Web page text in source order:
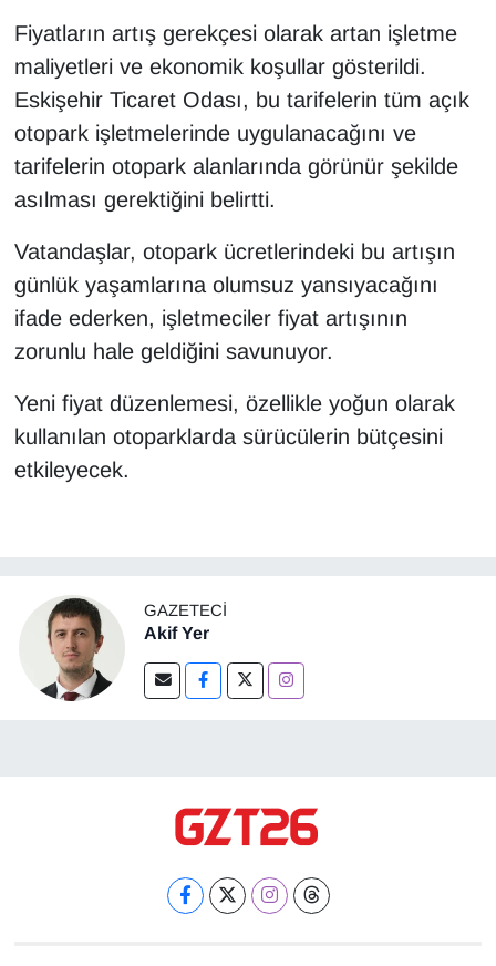
Fiyatların artış gerekçesi olarak artan işletme
maliyetleri ve ekonomik koşullar gösterildi.
Eskişehir Ticaret Odası, bu tarifelerin tüm açık
otopark işletmelerinde uygulanacağını ve
tarifelerin otopark alanlarında görünür şekilde
asılması gerektiğini belirtti.
Vatandaşlar, otopark ücretlerindeki bu artışın
günlük yaşamlarına olumsuz yansıyacağını
ifade ederken, işletmeciler fiyat artışının
zorunlu hale geldiğini savunuyor.
Yeni fiyat düzenlemesi, özellikle yoğun olarak
kullanılan otoparklarda sürücülerin bütçesini
etkileyecek.
GAZETECI
Akif Yer